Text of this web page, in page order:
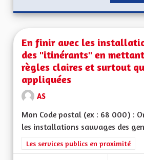
En finir avec les
des "itinérants" en
règles claires et surtout
appliquées
AS
Mon Code postal (ex : 68 000) :
les installations sauvages des
Filtrer les résultats de la catégorie :
Les services publics en proximité